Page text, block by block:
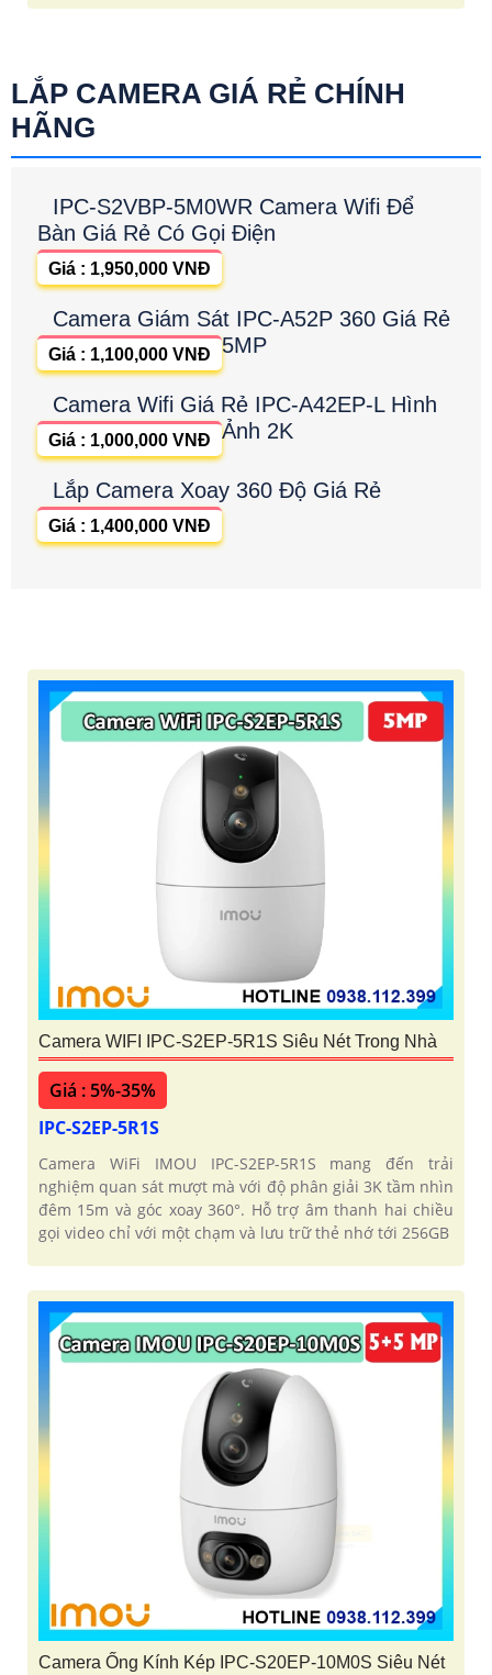
LẮP CAMERA GIÁ RẺ CHÍNH
HÃNG
IPC-S2VBP-5M0WR Camera Wifi Để
Bàn Giá Rẻ Có Gọi Điện
Giá : 1,950,000 VNĐ
Camera Giám Sát IPC-A52P 360 Giá Rẻ
5MP
Giá : 1,100,000 VNĐ
Camera Wifi Giá Rẻ IPC-A42EP-L Hình
Ảnh 2K
Giá : 1,000,000 VNĐ
Lắp Camera Xoay 360 Độ Giá Rẻ
Giá : 1,400,000 VNĐ
Camera WIFI IPC-S2EP-5R1S Siêu Nét Trong Nhà
Giá : 5%-35%
IPC-S2EP-5R1S
Camera WiFi IMOU IPC-S2EP-5R1S mang đến trải
nghiệm quan sát mượt mà với độ phân giải 3K tầm nhìn
đêm 15m và góc xoay 360°. Hỗ trợ âm thanh hai chiều
gọi video chỉ với một chạm và lưu trữ thẻ nhớ tới 256GB
Camera Ống Kính Kép IPC-S20EP-10M0S Siêu Nét